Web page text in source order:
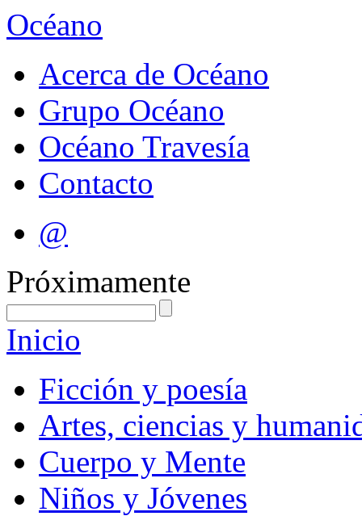
Océano
Acerca de Océano
Grupo Océano
Océano Travesía
Contacto
@
Próximamente
Inicio
Ficción y poesía
Artes, ciencias y
Cuerpo y Mente
Niños y Jóvenes